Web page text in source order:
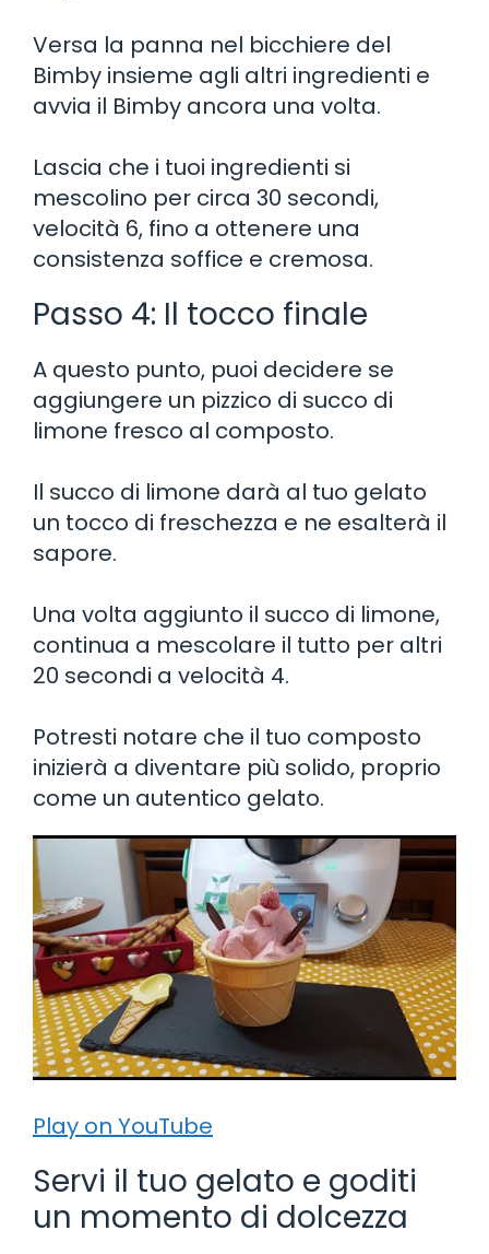
Versa la panna nel bicchiere del
Bimby insieme agli altri ingredienti e
avvia il Bimby ancora una volta.
Lascia che i tuoi ingredienti si
mescolino per circa 30 secondi,
velocità 6, fino a ottenere una
consistenza soffice e cremosa.
Passo 4: Il tocco finale
A questo punto, puoi decidere se
aggiungere un pizzico di succo di
limone fresco al composto.
Il succo di limone darà al tuo gelato
un tocco di freschezza e ne esalterà il
sapore.
Una volta aggiunto il succo di limone,
continua a mescolare il tutto per altri
20 secondi a velocità 4.
Potresti notare che il tuo composto
inizierà a diventare più solido, proprio
come un autentico gelato.
Play on YouTube
Servi il tuo gelato e goditi
un momento di dolcezza